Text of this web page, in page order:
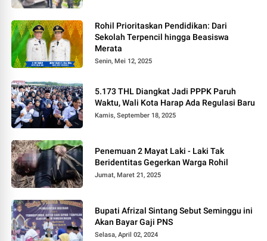
Rohil Prioritaskan Pendidikan: Dari
Sekolah Terpencil hingga Beasiswa
Merata
Senin, Mei 12, 2025
5.173 THL Diangkat Jadi PPPK Paruh
Waktu, Wali Kota Harap Ada Regulasi Baru
Kamis, September 18, 2025
Penemuan 2 Mayat Laki - Laki Tak
Beridentitas Gegerkan Warga Rohil
Jumat, Maret 21, 2025
Bupati Afrizal Sintang Sebut Seminggu ini
Akan Bayar Gaji PNS
Selasa, April 02, 2024